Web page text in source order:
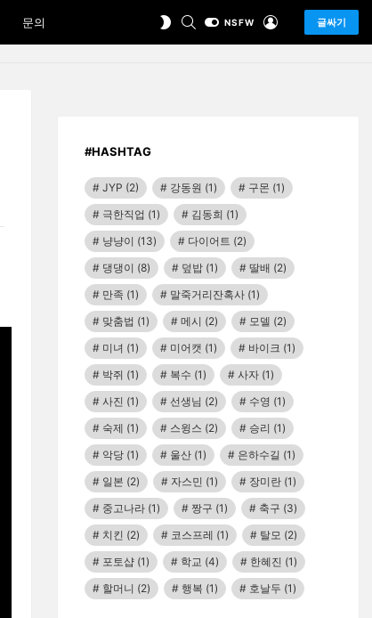
문의
SWITCHSEARCHNSFW 글싸기
#HASHTAG
JYP (2) 강동원 (1) 구몬 (1)
극한직업 (1) 김동희 (1)
냥냥이 (13) 다이어트 (2)
댕댕이 (8) 덮밥 (1) 딸배 (2)
만족 (1) 말죽거리잔혹사 (1)
맞춤법 (1) 메시 (2) 모델 (2)
미녀 (1) 미어캣 (1) 바이크 (1)
박쥐 (1) 복수 (1) 사자 (1)
사진 (1) 선생님 (2) 수영 (1)
숙제 (1) 스윙스 (2) 승리 (1)
악당 (1) 울산 (1) 은하수길 (1)
일본 (2) 자스민 (1) 장미란 (1)
중고나라 (1) 짱구 (1) 축구 (3)
치킨 (2) 코스프레 (1) 탈모 (2)
포토샵 (1) 학교 (4) 한혜진 (1)
할머니 (2) 행복 (1) 호날두 (1)